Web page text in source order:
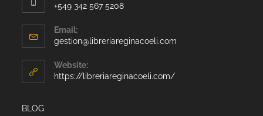
+549 342 567 5208
Email:
gestion@libreriareginacoeli.com
Website:
https://libreriareginacoeli.com/
BLOG